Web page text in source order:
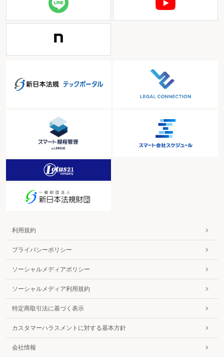
利用規約
プライバシーポリシー
ソーシャルメディアポリシー
ソーシャルメディア利用規約
特定商取引法に基づく表示
カスタマーハラスメントに対する基本方針
会社情報